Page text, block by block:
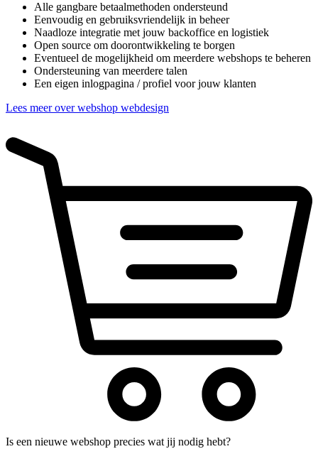
Alle gangbare betaalmethoden ondersteund
Eenvoudig en gebruiksvriendelijk in beheer
Naadloze integratie met jouw backoffice en logistiek
Open source om doorontwikkeling te borgen
Eventueel de mogelijkheid om meerdere webshops te beheren
Ondersteuning van meerdere talen
Een eigen inlogpagina / profiel voor jouw klanten
Lees meer over webshop webdesign
Is een nieuwe webshop precies wat jij nodig hebt?